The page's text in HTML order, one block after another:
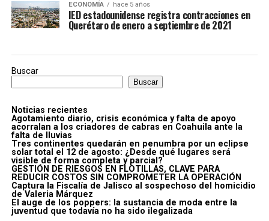
ECONOMÍA hace 5 años
IED estadounidense registra contracciones en
Querétaro de enero a septiembre de 2021
Buscar
Buscar
Noticias recientes
Agotamiento diario, crisis económica y falta de apoyo
acorralan a los criadores de cabras en Coahuila ante la
falta de lluvias
Tres continentes quedarán en penumbra por un eclipse
solar total el 12 de agosto: ¿Desde qué lugares será
visible de forma completa y parcial?
GESTIÓN DE RIESGOS EN FLOTILLAS, CLAVE PARA
REDUCIR COSTOS SIN COMPROMETER LA OPERACIÓN
Captura la Fiscalía de Jalisco al sospechoso del homicidio
de Valeria Márquez
El auge de los poppers: la sustancia de moda entre la
juventud que todavía no ha sido ilegalizada